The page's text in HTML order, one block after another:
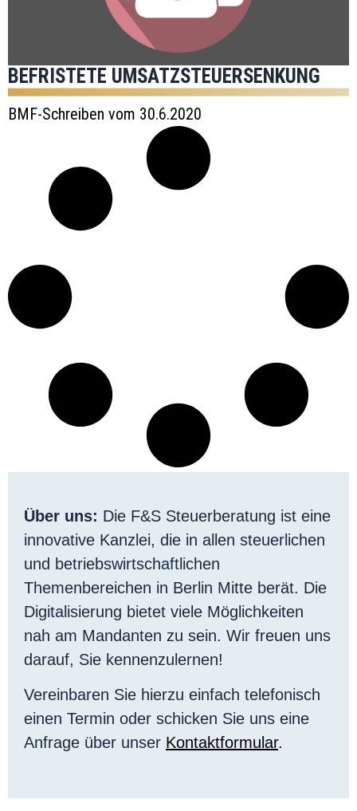
BEFRISTETE UMSATZSTEUERSENKUNG
BMF-Schreiben vom 30.6.2020
Über uns: Die F&S Steuerberatung ist eine
innovative Kanzlei, die in allen steuerlichen
und betriebswirtschaftlichen
Themenbereichen in Berlin Mitte berät. Die
Digitalisierung bietet viele Möglichkeiten
nah am Mandanten zu sein. Wir freuen uns
darauf, Sie kennenzulernen!
Vereinbaren Sie hierzu einfach telefonisch
einen Termin oder schicken Sie uns eine
Anfrage über unser Kontaktformular.